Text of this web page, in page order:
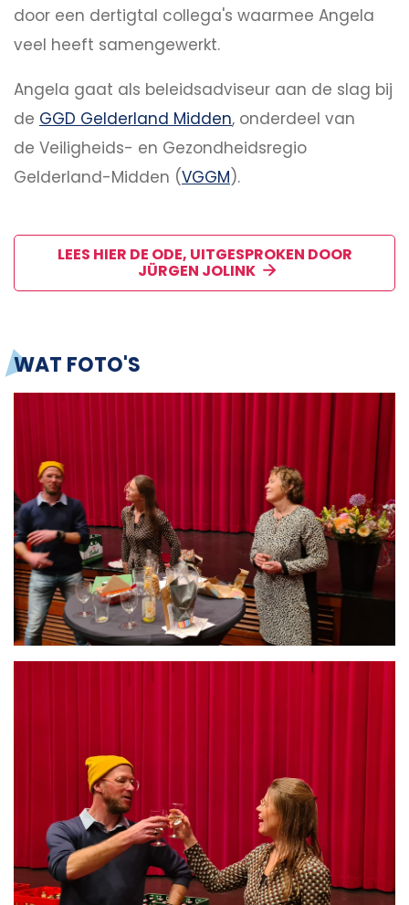
door een dertigtal collega's waarmee Angela
veel heeft samengewerkt.
Angela gaat als beleidsadviseur aan de slag bij
de GGD Gelderland Midden, onderdeel van
de Veiligheids- en Gezondheidsregio
Gelderland-Midden (VGGM).
LEES HIER DE ODE, UITGESPROKEN DOOR
JÜRGEN JOLINK
WAT FOTO'S